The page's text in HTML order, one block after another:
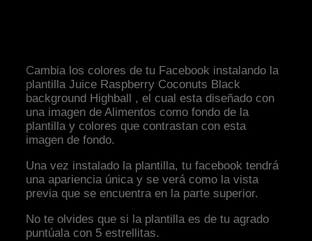
Cambia los colores de tu Facebook instalando la
plantilla Juice Raspberry Coconuts Black
background Highball , el cual esta diseñado con
una imagen de Alimentos como fondo de la
plantilla y colores que contrastan con esta
imagen de fondo.
Una vez instalado la plantilla, tu facebook tendrá
una apariencia única y se verá como la vista
previa que se encuentra en la parte superior.
No te olvides que si la plantilla es de tu agrado
puntúala con 5 estrellitas.